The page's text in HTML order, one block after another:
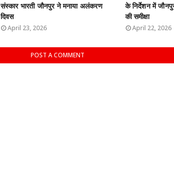
संस्कार भारती जौनपुर ने मनाया अलंकरण
दिवस
April 23, 2026
के निर्देशन में
की समीक्षा
April 22, 2026
POST A COMMENT